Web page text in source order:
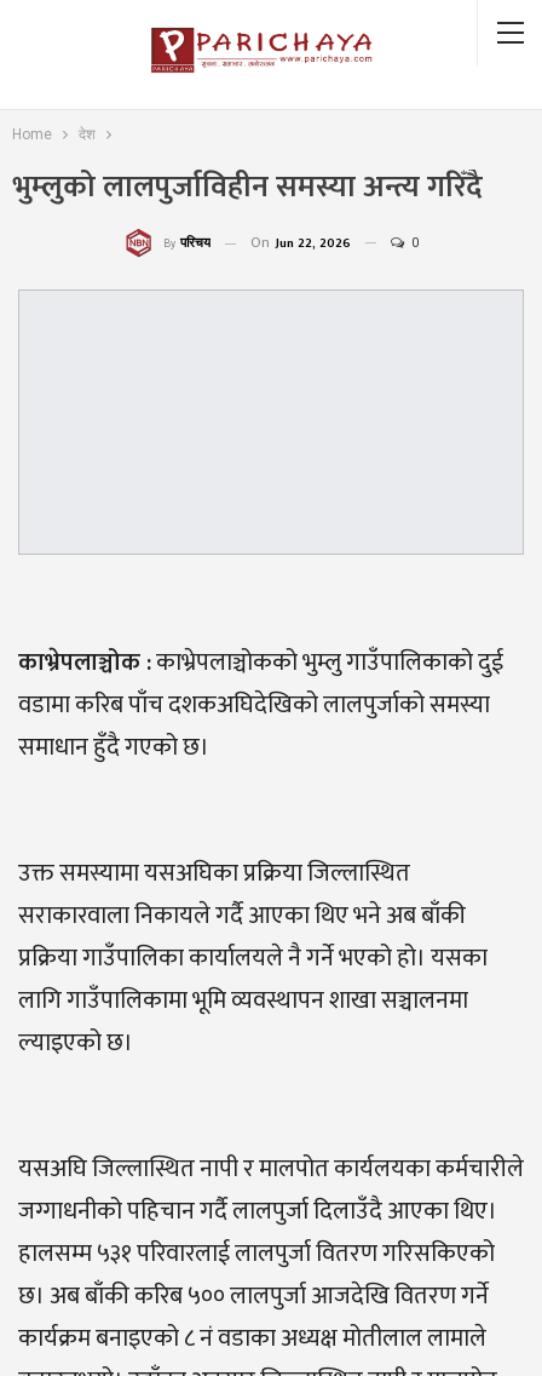
Home देश
भुम्लुको लालपुर्जाविहीन समस्या अन्त्य गरिँदै
By परिचय On Jun 22, 2026 0
काभ्रेपलाञ्चोक:काभ्रेपलाञ्चोकको भुम्लु गाउँपालिकाको दुई
वडामा करिब पाँच दशकअघिदेखिको लालपुर्जाको समस्या
समाधान हुँदै गएको छ।
उक्त समस्यामा यसअघिका प्रक्रिया जिल्लास्थित
सराकारवाला निकायले गर्दै आएका थिए भने अब बाँकी
प्रक्रिया गाउँपालिका कार्यालयले नै गर्ने भएको हो। यसका
लागि गाउँपालिकामा भूमि व्यवस्थापन शाखा सञ्चालनमा
ल्याइएको छ।
यसअघि जिल्लास्थित नापी र मालपोत कार्यलयका कर्मचारीले
जग्गाधनीको पहिचान गर्दै लालपुर्जा दिलाउँदै आएका थिए।
हालसम्म ५३१ परिवारलाई लालपुर्जा वितरण गरिसकिएको
छ। अब बाँकी करिब ५०० लालपुर्जा आजदेखि वितरण गर्ने
कार्यक्रम बनाइएको ८ नं वडाका अध्यक्ष मोतीलाल लामाले